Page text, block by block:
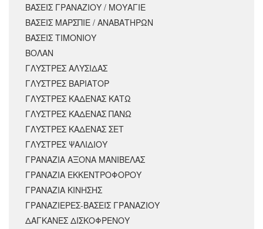
ΒΑΣΕΙΣ ΓΡΑΝΑΖΙΟΥ / ΜΟΥΑΓΙΕ
ΒΑΣΕΙΣ ΜΑΡΣΠΙΕ / ΑΝΑΒΑΤΗΡΩΝ
ΒΑΣΕΙΣ ΤΙΜΟΝΙΟΥ
ΒΟΛΑΝ
ΓΛΥΣΤΡΕΣ ΑΛΥΣΙΔΑΣ
ΓΛΥΣΤΡΕΣ ΒΑΡΙΑΤΟΡ
ΓΛΥΣΤΡΕΣ ΚΑΔΕΝΑΣ ΚΑΤΩ
ΓΛΥΣΤΡΕΣ ΚΑΔΕΝΑΣ ΠΑΝΩ
ΓΛΥΣΤΡΕΣ ΚΑΔΕΝΑΣ ΣΕΤ
ΓΛΥΣΤΡΕΣ ΨΑΛΙΔΙΟΥ
ΓΡΑΝΑΖΙΑ ΑΞΟΝΑ ΜΑΝΙΒΕΛΑΣ
ΓΡΑΝΑΖΙΑ ΕΚΚΕΝΤΡΟΦΟΡΟΥ
ΓΡΑΝΑΖΙΑ ΚΙΝΗΣΗΣ
ΓΡΑΝΑΖΙΕΡΕΣ-ΒΑΣΕΙΣ ΓΡΑΝΑΖΙΟΥ
ΔΑΓΚΑΝΕΣ ΔΙΣΚΟΦΡΕΝΟΥ